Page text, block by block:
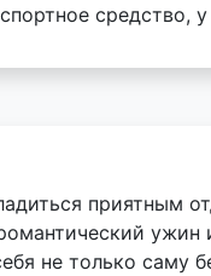
средство,
приятным
ужин
не только саму